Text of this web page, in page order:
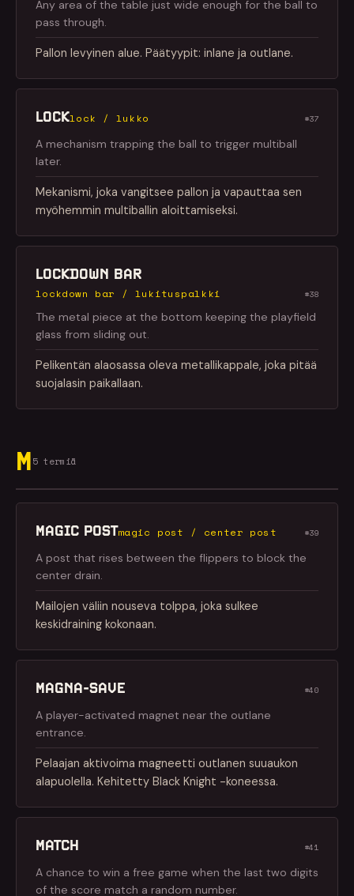
Any area of the table just wide enough for the ball to
pass through.
Pallon levyinen alue. Päätyypit: inlane ja outlane.
LOCKlock / lukko #37
A mechanism trapping the ball to trigger multiball
later.
Mekanismi, joka vangitsee pallon ja vapauttaa sen
myöhemmin multiballin aloittamiseksi.
LOCKDOWN BAR
lockdown bar / lukituspalkki #38
The metal piece at the bottom keeping the playfield
glass from sliding out.
Pelikentän alaosassa oleva metallikappale, joka pitää
suojalasin paikallaan.
M5 termiä
MAGIC POSTmagic post / center post #39
A post that rises between the flippers to block the
center drain.
Mailojen väliin nouseva tolppa, joka sulkee
keskidraining kokonaan.
MAGNA-SAVE #40
A player-activated magnet near the outlane
entrance.
Pelaajan aktivoima magneetti outlanen suuaukon
alapuolella. Kehitetty Black Knight -koneessa.
MATCH #41
A chance to win a free game when the last two digits
of the score match a random number.